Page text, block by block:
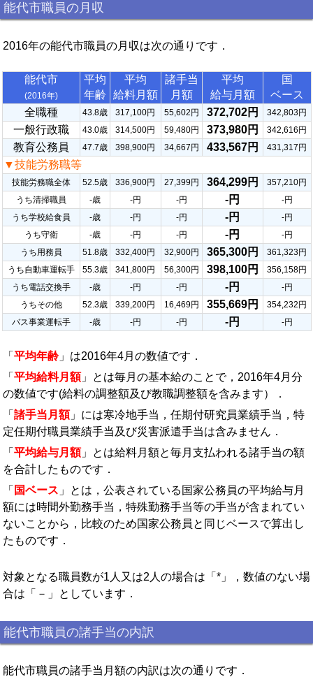
能代市職員の月収
2016年の能代市職員の月収は次の通りです．
能代市
(2016年)
平均
年齢
平均
給料月額
諸手当
月額
平均
給与月額
国
ベース
全職種
43.8歳 317,100円 55,602円 372,702円 342,803円
一般行政職 43.0歳 314,500円 59,480円 373,980円 342,616円
教育公務員 47.7歳 398,900円 34,667円 433,567円 431,317円
▼技能労務職等
技能労務職全体 52.5歳 336,900円 27,399円 364,299円
357,210円
うち清掃職員
-歳 -円 -円 -円
-円
うち学校給食員
-歳 -円 -円 -円
-円
うち守衛
-歳 -円 -円 -円
-円
うち用務員
51.8歳 332,400円 32,900円 365,300円
361,323円
うち自動車運転手
55.3歳 341,800円 56,300円 398,100円
356,158円
うち電話交換手
-歳 -円 -円 -円
-円
うちその他
52.3歳 339,200円 16,469円 355,669円
354,232円
バス事業運転手
-歳 -円 -円 -円 -円
「 平均年齢 」は2016年4月の数値です．
「 平均給料月額」とは毎月の基本給のことで，2016年4月分
の数値です(給料の調整額及び教職調整額を含みます）．
「 諸手当月額」には寒冷地手当，任期付研究員業績手当，特
定任期付職員業績手当及び災害派遣手当は含みません．
「 平均給与月額」とは給料月額と毎月支払われる諸手当の額
を合計したものです．
「 国ベース 」とは，公表されている国家公務員の平均給与月
額には時間外勤務手当，特殊勤務手当等の手当が含まれてい
ないことから，比較のため国家公務員と同じベースで算出し
たものです．
対象となる職員数が1人又は2人の場合は「*」，数値のない場
合は「－」としています．
能代市職員の諸手当の内訳
能代市職員の諸手当月額の内訳は次の通りです．